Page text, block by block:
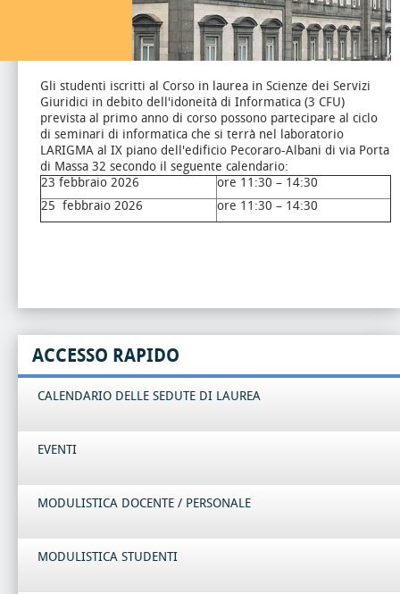
Gli studenti iscritti al Corso in laurea in Scienze dei Servizi
Giuridici in debito dell'idoneità di Informatica (3 CFU)
prevista al primo anno di corso possono partecipare al ciclo
di seminari di informatica che si terrà nel laboratorio
LARIGMA al IX piano dell'edificio Pecoraro-Albani di via Porta
di Massa 32 secondo il seguente calendario:
23 febbraio 2026
ore 11:30 – 14:30
25 febbraio 2026
ore 11:30 – 14:30
ACCESSO RAPIDO
CALENDARIO DELLE SEDUTE DI LAUREA
EVENTI
MODULISTICA DOCENTE / PERSONALE
MODULISTICA STUDENTI